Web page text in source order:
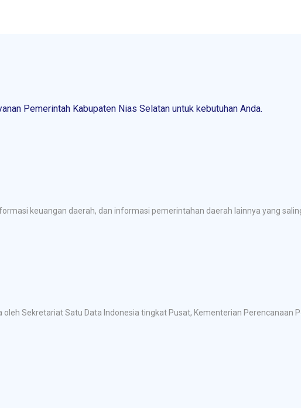
Pemerintah Kabupaten Nias Selatan untuk kebutuhan Anda.
keuangan daerah, dan informasi pemerintahan daerah lainnya yang
Sekretariat Satu Data Indonesia tingkat Pusat, Kementerian Perencanaan